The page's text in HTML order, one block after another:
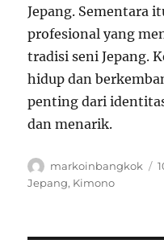
Jepang. Sementara
profesional yang
tradisi seni Jepang.
hidup dan
penting dari
dan menarik.
Author
markoinbangkok
Jepang, Kimono